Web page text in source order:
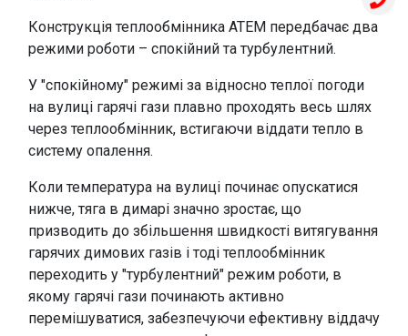
Конструкція теплообмінника АТЕМ передбачає два
режими роботи – спокійний та турбулентний.
У "спокійному" режимі за відносно теплої погоди
на вулиці гарячі гази плавно проходять весь шлях
через теплообмінник, встигаючи віддати тепло в
систему опалення.
Коли температура на вулиці починає опускатися
нижче, тяга в димарі значно зростає, що
призводить до збільшення швидкості витягування
гарячих димових газів і тоді теплообмінник
переходить у "турбулентний" режим роботи, в
якому гарячі гази починають активно
перемішуватися, забезпечуючи ефективну віддачу